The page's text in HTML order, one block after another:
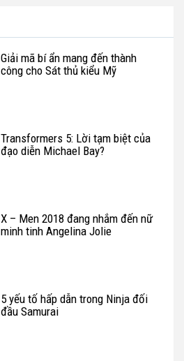
Giải mã bí ẩn mang đến thành
công cho Sát thủ kiểu Mỹ
Transformers 5: Lời tạm biệt của
đạo diễn Michael Bay?
X – Men 2018 đang nhắm đến nữ
minh tinh Angelina Jolie
5 yếu tố hấp dẫn trong Ninja đối
đầu Samurai